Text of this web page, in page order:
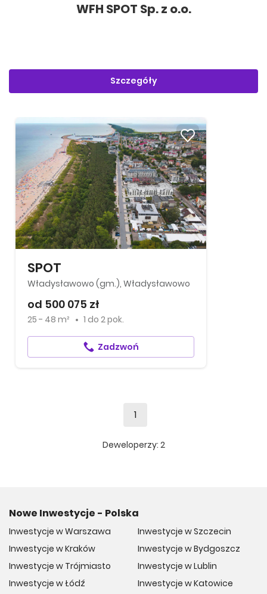
WFH SPOT Sp. z o.o.
Szczegóły
SPOT
Władysławowo (gm.), Władysławowo
od 500 075 zł
25 - 48 m² 1 do 2 pok.
Zadzwoń
1
Deweloperzy: 2
Nowe Inwestycje - Polska
Inwestycje w Warszawa
Inwestycje w Kraków
Inwestycje w Trójmiasto
Inwestycje w Łódź
Inwestycje w Szczecin
Inwestycje w Bydgoszcz
Inwestycje w Lublin
Inwestycje w Katowice